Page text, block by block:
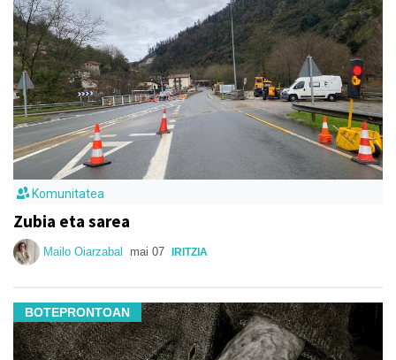
Komunitatea
Zubia eta sarea
Mailo Oiarzabal mai 07 IRITZIA
BOTEPRONTOAN